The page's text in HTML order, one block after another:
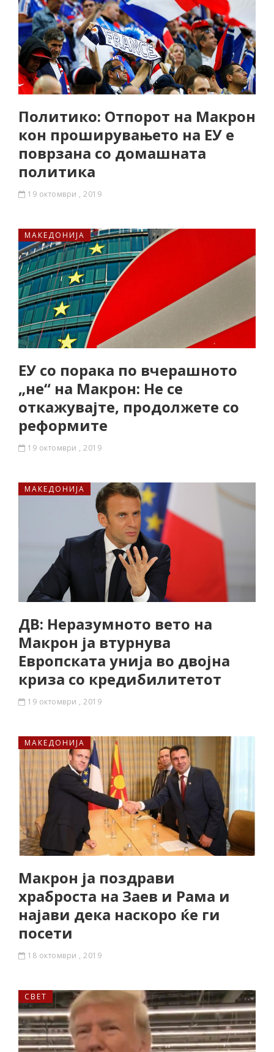
Политико: Отпорот на Макрон
кон проширувањето на ЕУ е
поврзана со домашната
политика
19 октомври , 2019
МАКЕДОНИЈА
ЕУ со порака по вчерашното
„не“ на Макрон: Не се
откажувајте, продолжете со
реформите
19 октомври , 2019
МАКЕДОНИЈА
ДВ: Неразумното вето на
Макрон ја втурнува
Европската унија во двојна
криза со кредибилитетот
19 октомври , 2019
МАКЕДОНИЈА
Макрон ја поздрави
храброста на Заев и Рама и
најави дека наскоро ќе ги
посети
18 октомври , 2019
СВЕТ